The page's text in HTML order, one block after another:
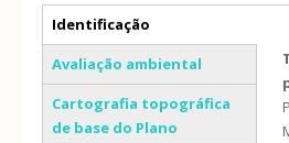
Separadores verticais
Identificação
(separador ativo)
Avaliação ambiental
Cartografia topográfica
de base do Plano